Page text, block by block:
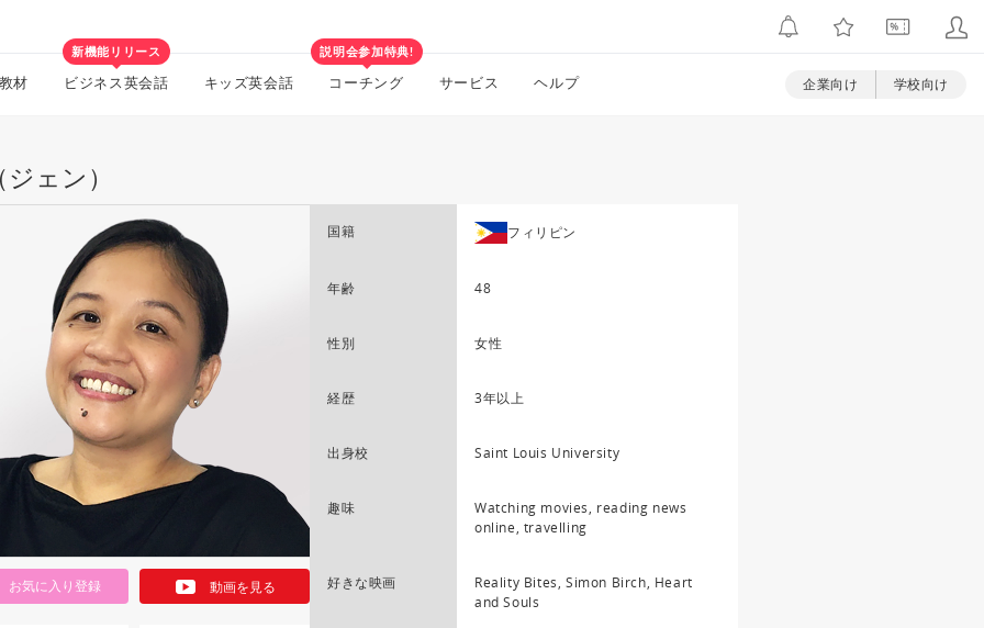
材
新機能リリース
ビジネス英会話 キッズ英会話
説明会参加特典!
コーチング サービス ヘルプ 企業向け 学校向け
ェン）
お気に入り登録 動画を見る
国籍 フィリピン
年齢 48
性別 女性
経歴 3年以上
出身校 Saint Louis University
趣味
Watching movies, reading news
online, travelling
好きな映画
Reality Bites, Simon Birch, Heart
and Souls